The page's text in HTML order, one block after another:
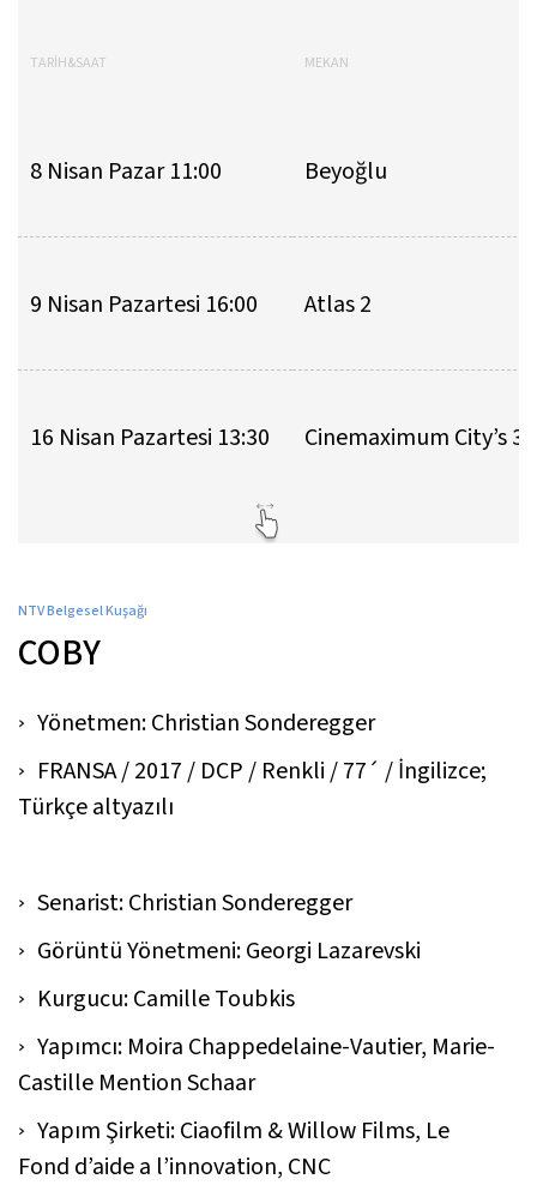
TARİH&SAAT MEKAN
8 Nisan Pazar 11:00 Beyoğlu
9 Nisan Pazartesi 16:00 Atlas 2
16 Nisan Pazartesi 13:30 Cinemaximum City’s 3
NTV Belgesel Kuşağı
COBY
Yönetmen: Christian Sonderegger
FRANSA / 2017 / DCP / Renkli / 77´ / İngilizce;
Türkçe altyazılı
Senarist: Christian Sonderegger
Görüntü Yönetmeni: Georgi Lazarevski
Kurgucu: Camille Toubkis
Yapımcı: Moira Chappedelaine-Vautier, Marie-
Castille Mention Schaar
Yapım Şirketi: Ciaofilm & Willow Films, Le
Fond d’aide a l’innovation, CNC